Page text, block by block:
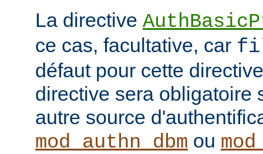
La directive
ce cas, facultative, car
défaut pour cette
directive sera obligatoire
autre source
mod_authn_dbm ou